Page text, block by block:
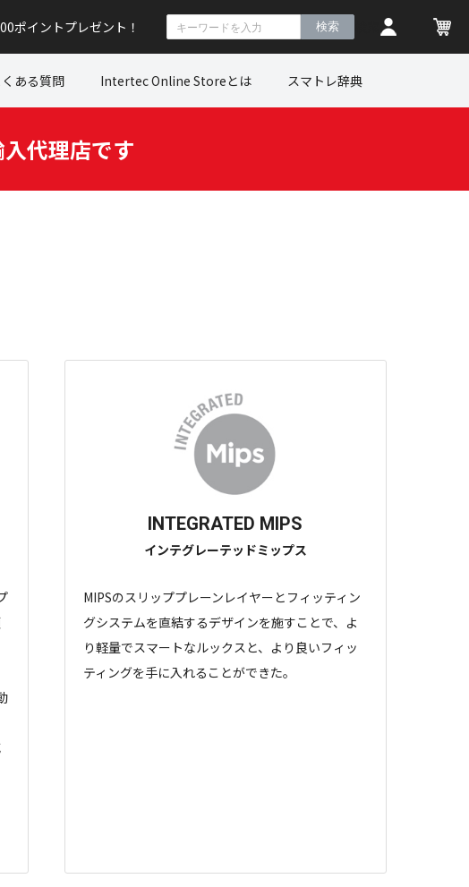
ポイントプレゼント！
くある質問 Intertec Online Storeとは スマトレ辞典
代理店です
INTEGRATED MIPS
インテグレーテッドミップス
MIPSのスリッププレーンレイヤーとフィッティン
グシステムを直結するデザインを施すことで、よ
り軽量でスマートなルックスと、より良いフィッ
ティングを手に入れることができた。